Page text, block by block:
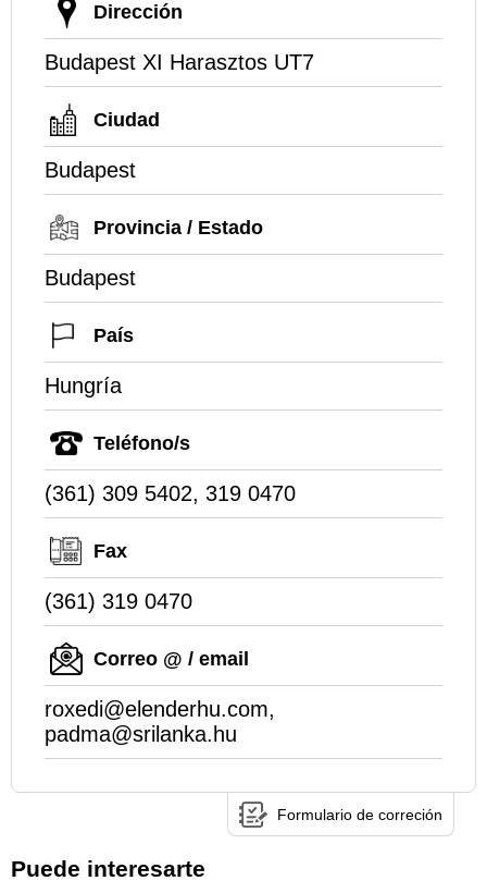
Dirección
Budapest XI Harasztos UT7
Ciudad
Budapest
Provincia / Estado
Budapest
País
Hungría
Teléfono/s
(361) 309 5402, 319 0470
Fax
(361) 319 0470
Correo @ / email
roxedi@elenderhu.com,
padma@srilanka.hu
Formulario de correción
Puede interesarte